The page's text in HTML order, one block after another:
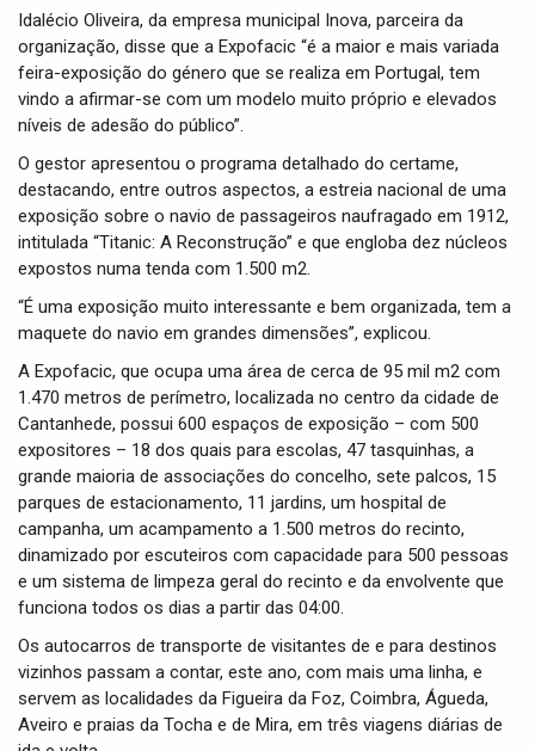
Idalécio Oliveira, da empresa municipal Inova, parceira da
organização, disse que a Expofacic “é a maior e mais variada
feira-exposição do género que se realiza em Portugal, tem
vindo a afirmar-se com um modelo muito próprio e elevados
níveis de adesão do público”.
O gestor apresentou o programa detalhado do certame,
destacando, entre outros aspectos, a estreia nacional de uma
exposição sobre o navio de passageiros naufragado em 1912,
intitulada “Titanic: A Reconstrução” e que engloba dez núcleos
expostos numa tenda com 1.500 m2.
“É uma exposição muito interessante e bem organizada, tem a
maquete do navio em grandes dimensões”, explicou.
A Expofacic, que ocupa uma área de cerca de 95 mil m2 com
1.470 metros de perímetro, localizada no centro da cidade de
Cantanhede, possui 600 espaços de exposição – com 500
expositores – 18 dos quais para escolas, 47 tasquinhas, a
grande maioria de associações do concelho, sete palcos, 15
parques de estacionamento, 11 jardins, um hospital de
campanha, um acampamento a 1.500 metros do recinto,
dinamizado por escuteiros com capacidade para 500 pessoas
e um sistema de limpeza geral do recinto e da envolvente que
funciona todos os dias a partir das 04:00.
Os autocarros de transporte de visitantes de e para destinos
vizinhos passam a contar, este ano, com mais uma linha, e
servem as localidades da Figueira da Foz, Coimbra, Águeda,
Aveiro e praias da Tocha e de Mira, em três viagens diárias de